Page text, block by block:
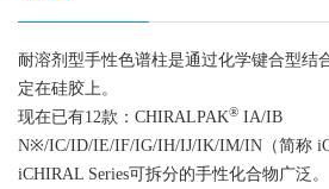
耐溶剂型手性色谱柱是通过化学键合型结
定在硅胶上。
现在已有12款：CHIRALPAK® IA/IB
N※/IC/ID/IE/IF/IG/IH/IJ/IK/IM/IN（简称
iCHIRAL Series可拆分的手性化合物广泛。